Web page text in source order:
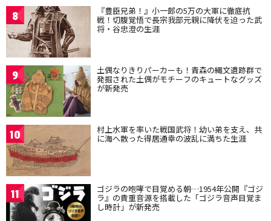
8 『豊臣兄弟！』小一郎の5万の大軍に徹底抗
戦！切腹覚悟で長宗我部元親に降伏を迫った武
将・谷忠澄の生涯
9 土偶なりきりパーカーも！青森の縄文遺跡群で
発掘された土偶がモチーフのキュートなグッズ
が新発売
10 村上水軍を率いた戦国武将！幼い弟を支え、共
に海へ散った得居通幸の波乱に満ちた生涯
11 ゴジラの咆哮で目覚める朝…1954年公開『ゴジ
ラ』の貴重音源を搭載した「ゴジラ音声目覚ま
し時計」が新発売